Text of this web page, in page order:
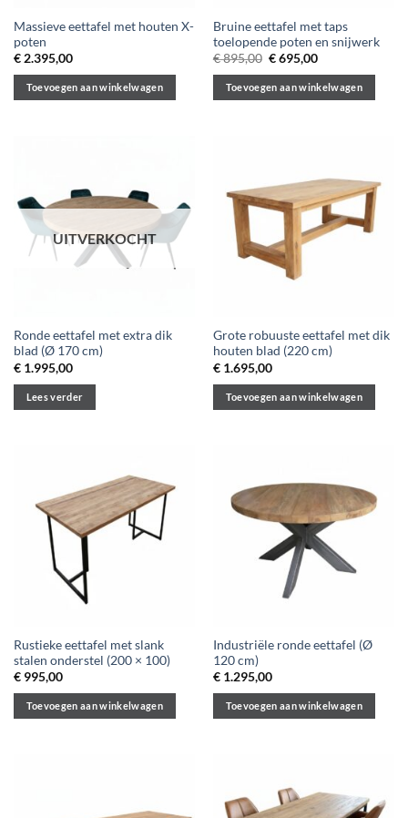
Massieve eettafel met houten X-
poten
€2.395,00
Toevoegen aan winkelwagen
Bruine eettafel met taps
toelopende poten en snijwerk
€895,00 Oorspronkelijke
€ 895,00.
€695,00Huidige
is:
€ 695,00.
Toevoegen aan winkelwagen
UITVERKOCHT
Ronde eettafel met extra dik
blad (Ø 170 cm)
€1.995,00
Lees verder
Grote robuuste eettafel met dik
houten blad (220 cm)
€1.695,00
Toevoegen aan winkelwagen
Rustieke eettafel met slank
stalen onderstel (200 × 100)
€995,00
Toevoegen aan winkelwagen
Industriële ronde eettafel (Ø
120 cm)
€1.295,00
Toevoegen aan winkelwagen